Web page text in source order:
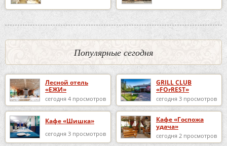
Популярные сегодня
Лесной отель
«ЕЖИ»
сегодня 4 просмотров
GRILL CLUB
«FOrREST»
сегодня 3 просмотров
Кафе «Шишка»
сегодня 3 просмотров
Кафе «Госпожа
удача»
сегодня 2 просмотров